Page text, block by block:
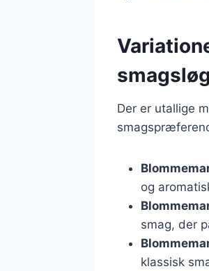
smagsløg
Der er utallige
og
smag, der
klassisk